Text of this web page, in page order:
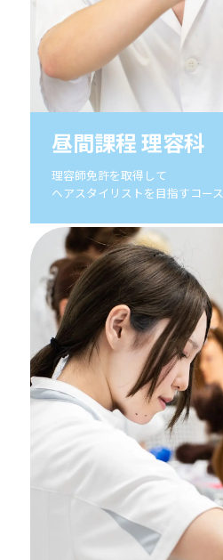
昼間課程 理容科
理容師免許を取得して
ヘアスタイリストを目指すコース